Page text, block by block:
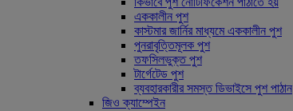
এককালীন পুশ
কাস্টমার জার্নির মাধ্যমে এককালীন পুশ
পুনরাবৃত্তিমূলক পুশ
তফসিলভুক্ত পুশ
টার্গেটেড পুশ
ব্যবহারকারীর সমস্ত ডিভাইসে পুশ পাঠান
জিও ক্যাম্পেইন